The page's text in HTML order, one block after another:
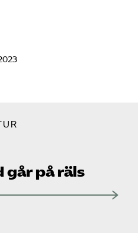
går på räls